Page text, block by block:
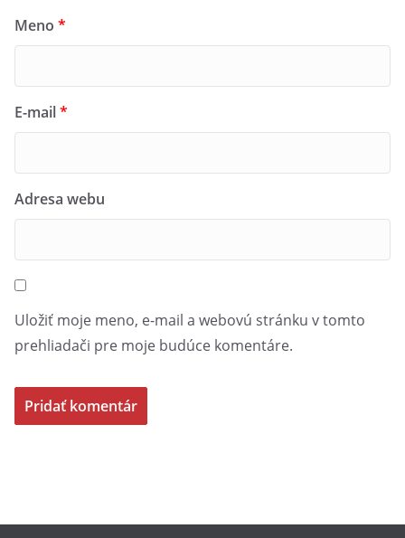
Meno *
E-mail*
Adresa webu
Uložiť moje meno, e-mail a webovú stránku v tomto
prehliadači pre moje budúce komentáre.